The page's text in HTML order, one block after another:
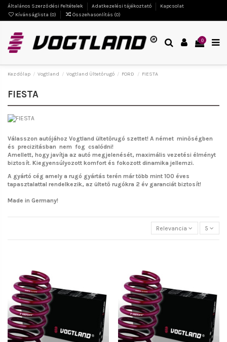
Általános Szerződési Feltételek Adatkezelési tájékoztató
Kapcsolat
Kívánságlista (0) Összehasonlítás (0)
0
Kezdőlap Vogtland Vogtland Ültetőrugó FORD FIESTA
FIESTA
Válasszon autójához Vogtland ültetőrugó szettet! A német minőségben
és precizitásban nem fog csalódni!
Amellett, hogy javítja az autó megjelenését, maximális vezetési élményt
biztosít. Kiegyensúlyozott komfort és fokozott dinamika jellemzi.
A gyártó cég amely a rugó gyártás terén már több mint 100 éves
tapasztalattal rendelkezik, az ültető rugókra 2 év garanciát biztosít!
Made in Germany!
Relevancia 5